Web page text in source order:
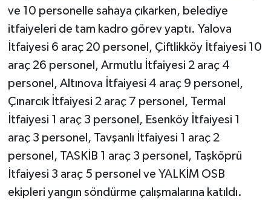
ve 10 personelle sahaya çıkarken, belediye
itfaiyeleri de tam kadro görev yaptı. Yalova
İtfaiyesi 6 araç 20 personel, Çiftlikköy İtfaiyesi 10
araç 26 personel, Armutlu İtfaiyesi 2 araç 4
personel, Altınova İtfaiyesi 4 araç 9 personel,
Çınarcık İtfaiyesi 2 araç 7 personel, Termal
İtfaiyesi 1 araç 3 personel, Esenköy İtfaiyesi 1
araç 3 personel, Tavşanlı İtfaiyesi 1 araç 2
personel, TASKİB 1 araç 3 personel, Taşköprü
İtfaiyesi 3 araç 5 personel ve YALKİM OSB
ekipleri yangın söndürme çalışmalarına katıldı.